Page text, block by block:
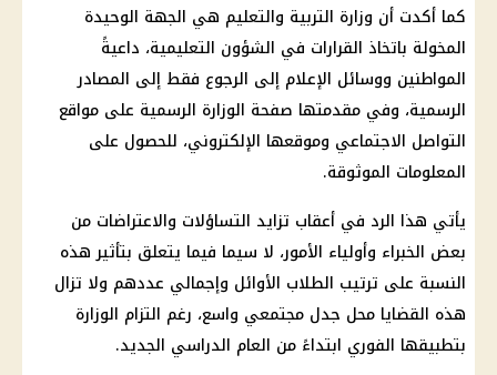
كما أكدت أن وزارة التربية والتعليم هي الجهة الوحيدة
المخولة باتخاذ القرارات في الشؤون التعليمية، داعيةً
المواطنين ووسائل الإعلام إلى الرجوع فقط إلى المصادر
الرسمية، وفي مقدمتها صفحة الوزارة الرسمية على مواقع
التواصل الاجتماعي وموقعها الإلكتروني، للحصول على
المعلومات الموثوقة.
يأتي هذا الرد في أعقاب تزايد التساؤلات والاعتراضات من
بعض الخبراء وأولياء الأمور، لا سيما فيما يتعلق بتأثير هذه
النسبة على ترتيب الطلاب الأوائل وإجمالي عددهم ولا تزال
هذه القضايا محل جدل مجتمعي واسع، رغم التزام الوزارة
بتطبيقها الفوري ابتداءً من العام الدراسي الجديد.